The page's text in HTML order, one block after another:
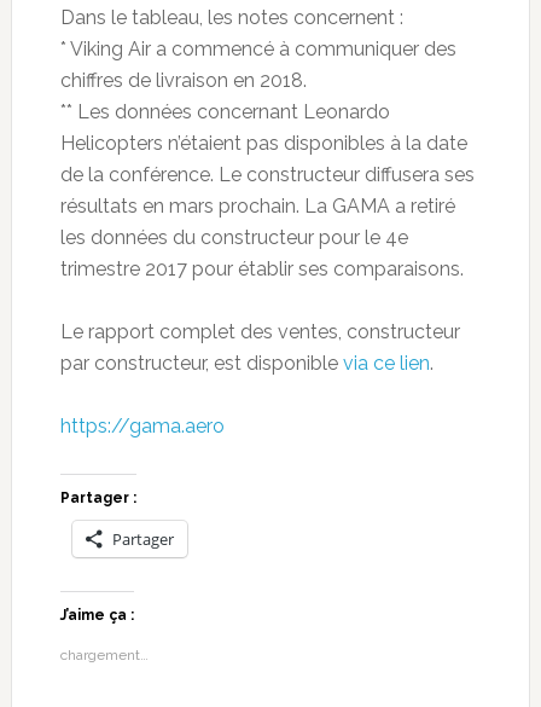
Dans le tableau, les notes concernent :
* Viking Air a commencé à communiquer des
chiffres de livraison en 2018.
** Les données concernant Leonardo
Helicopters n’étaient pas disponibles à la date
de la conférence. Le constructeur diffusera ses
résultats en mars prochain. La GAMA a retiré
les données du constructeur pour le 4e
trimestre 2017 pour établir ses comparaisons.
Le rapport complet des ventes, constructeur
par constructeur, est disponible via ce lien.
https://gama.aero
Partager :
Partager
J’aime ça :
chargement…